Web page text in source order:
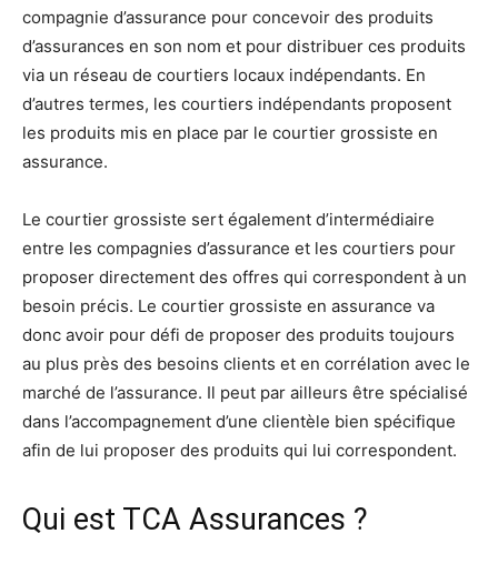
compagnie d’assurance pour concevoir des produits
d’assurances en son nom et pour distribuer ces produits
via un réseau de courtiers locaux indépendants. En
d’autres termes, les courtiers indépendants proposent
les produits mis en place par le courtier grossiste en
assurance.
Le courtier grossiste sert également d’intermédiaire
entre les compagnies d’assurance et les courtiers pour
proposer directement des offres qui correspondent à un
besoin précis. Le courtier grossiste en assurance va
donc avoir pour défi de proposer des produits toujours
au plus près des besoins clients et en corrélation avec le
marché de l’assurance. Il peut par ailleurs être spécialisé
dans l’accompagnement d’une clientèle bien spécifique
afin de lui proposer des produits qui lui correspondent.
Qui est TCA Assurances ?